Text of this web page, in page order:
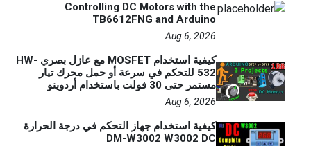
Controlling DC Motors with the
TB6612FNG and Arduino
Aug 6, 2026
كيفية استخدام MOSFET مع عازل بصري HW-
532 للتحكم في سرعة أو حمل محرك تيار
مستمر حتى 30 فولت باستخدام أردوينو
Aug 6, 2026
كيفية استخدام جهاز التحكم في درجة الحرارة
DM-W3002 W3002 DC